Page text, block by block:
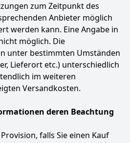
Angebot
zum Zeitpunkt des
Anbieter möglich
werden kann. Eine Angabe in
möglich. Die
unter bestimmten Umständen
Lieferort etc.) unterschiedlich
im weiteren
Versandkosten.
deren Beachtung
falls Sie einen Kauf